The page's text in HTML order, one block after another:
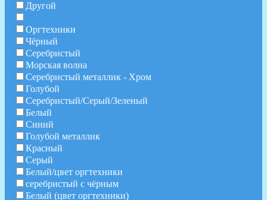
Другой
Оргтехники
Чёрный
Серебристый
Морская волна
Серебристый металлик - Хром
Голубой
Серебристый/Серый/Зеленый
Белый
Синий
Голубой металлик
Красный
Серый
Белый/цвет оргтехники
серебристый с чёрным
Белый (цвет оргтехники)